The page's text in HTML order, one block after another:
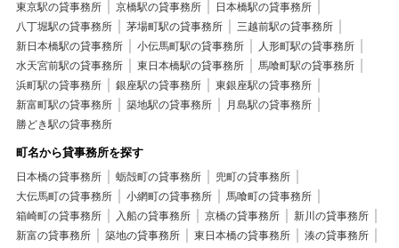
東京駅の貸事務所 京橋駅の貸事務所
日本橋駅の貸事務所
八丁堀駅の貸事務所
茅場町駅の貸事務所
三越前駅の貸事務所
新日本橋駅の貸事務所
小伝馬町駅の貸事務所
人形町駅の貸事務所
水天宮前駅の貸事務所
東日本橋駅の貸事務所
馬喰町駅の貸事務所
浜町駅の貸事務所
銀座駅の貸事務所
東銀座駅の貸事務所
新富町駅の貸事務所
築地駅の貸事務所
月島駅の貸事務所
勝どき駅の貸事務所
町名から貸事務所を探す
日本橋の貸事務所 蛎殻町の貸事務所
兜町の貸事務所
大伝馬町の貸事務所
小網町の貸事務所
馬喰町の貸事務所
箱崎町の貸事務所
入船の貸事務所 京橋の貸事務所
新川の貸事務所
新富の貸事務所
築地の貸事務所 東日本橋の貸事務所
湊の貸事務所